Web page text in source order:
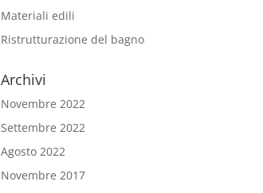
Materiali edili
Ristrutturazione del bagno
Archivi
Novembre 2022
Settembre 2022
Agosto 2022
Novembre 2017